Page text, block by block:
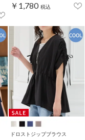
￥1,780 税込
ドロストジップブラウス